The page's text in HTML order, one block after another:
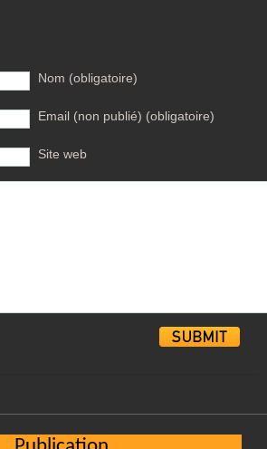
Nom (obligatoire)
Email (non publié) (obligatoire)
Site web